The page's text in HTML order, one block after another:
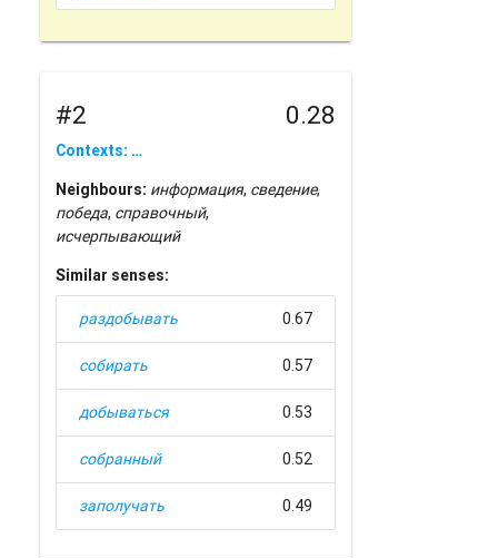
#2 0.28
Contexts: …
Neighbours: информация, сведение,
победа, справочный,
исчерпывающий
Similar senses:
раздобывать 0.67
собирать 0.57
добываться 0.53
собранный 0.52
заполучать 0.49